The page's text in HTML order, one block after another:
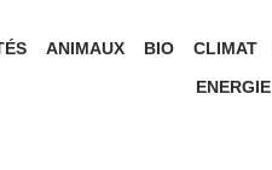
ANIMAUX BIO CLIMAT
ENERGIE